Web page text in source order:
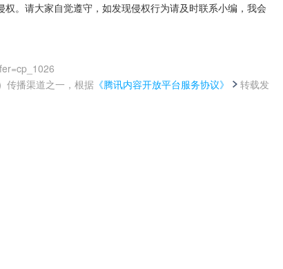
。请大家自觉遵守，如发现侵权行为请及时联系小编，我会
传播渠道之一，根据 《腾讯内容开放平台服务协议》
转载发